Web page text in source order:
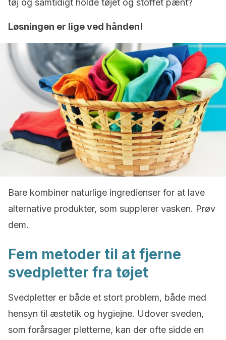
tøj og samtidigt holde tøjet og stoffet pænt?
Løsningen er lige ved hånden!
Bare kombiner naturlige ingredienser for at lave
alternative produkter, som supplerer vasken. Prøv
dem.
Fem metoder til at fjerne
svedpletter fra tøjet
Svedpletter er både et stort problem, både med
hensyn til æstetik og hygiejne. Udover sveden,
som forårsager pletterne, kan der ofte sidde en